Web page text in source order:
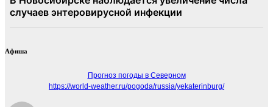
Афиша
Прогноз погоды в Северном
https://world-weather.ru/pogoda/russia/yekaterinburg/